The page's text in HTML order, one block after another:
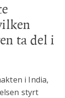
ta del i
i India,
styrt